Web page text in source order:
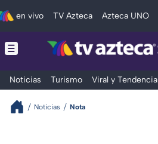
en vivo TV Azteca Azteca UNO
Noticias Turismo Viral y Tendencia
Noticias Nota